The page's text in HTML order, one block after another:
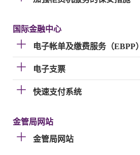
国际金融中心
电子帐单及缴费服务（EBPP）
电子支票
快速支付系统
金管局网站
金管局网站